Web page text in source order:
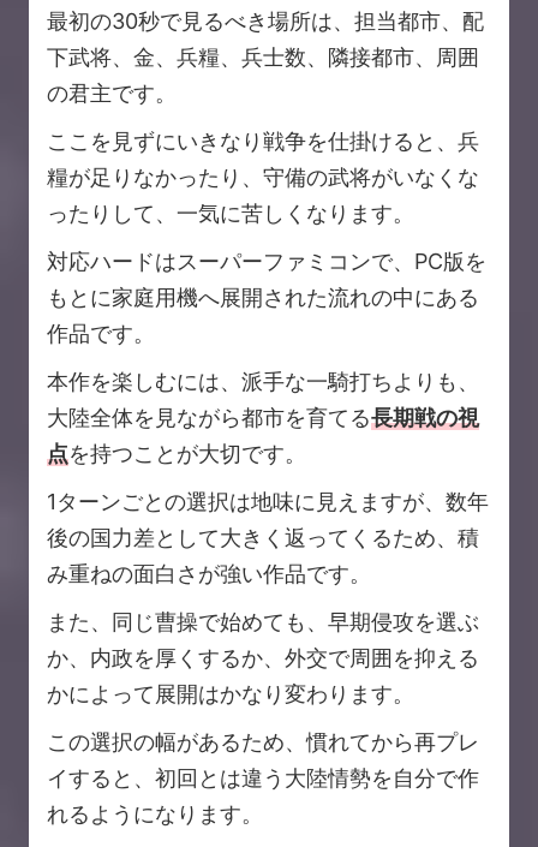
最初の30秒で見るべき場所は、担当都市、配
下武将、金、兵糧、兵士数、隣接都市、周囲
の君主です。
ここを見ずにいきなり戦争を仕掛けると、兵
糧が足りなかったり、守備の武将がいなくな
ったりして、一気に苦しくなります。
対応ハードはスーパーファミコンで、PC版を
もとに家庭用機へ展開された流れの中にある
作品です。
本作を楽しむには、派手な一騎打ちよりも、
大陸全体を見ながら都市を育てる長期戦の視
点を持つことが大切です。
1ターンごとの選択は地味に見えますが、数年
後の国力差として大きく返ってくるため、積
み重ねの面白さが強い作品です。
また、同じ曹操で始めても、早期侵攻を選ぶ
か、内政を厚くするか、外交で周囲を抑える
かによって展開はかなり変わります。
この選択の幅があるため、慣れてから再プレ
イすると、初回とは違う大陸情勢を自分で作
れるようになります。